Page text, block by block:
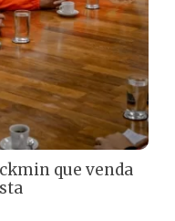
que venda